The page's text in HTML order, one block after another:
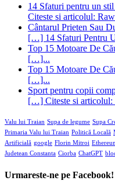
14 Sfaturi pentru un
Citeste si articolul:
Cântarul Prieten Sau
[…] 14 Sfaturi Pentru
Top 15 Motoare De
[…]...
Top 15 Motoare De
[…]...
Sport pentru copii
[…] Citeste si
Valu lui Traian Supa de legume Supa
Primaria Valu lui Traian Politică Locală
Artificială google Florin Mitroi
Judetean Constanta Ciorba ChatGPT
Urmareste-ne pe Facebook!